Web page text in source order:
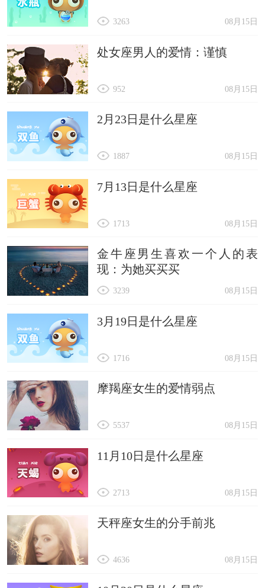
08月15日
3263
处女座男人的爱情：谨慎
08月15日
952
2月23日是什么星座
08月15日
1887
7月13日是什么星座
08月15日
1713
金牛座男生喜欢一个人的表
现：为她买买买
08月15日
3239
3月19日是什么星座
08月15日
1716
摩羯座女生的爱情弱点
08月15日
5537
11月10日是什么星座
08月15日
2713
天秤座女生的分手前兆
08月15日
4636